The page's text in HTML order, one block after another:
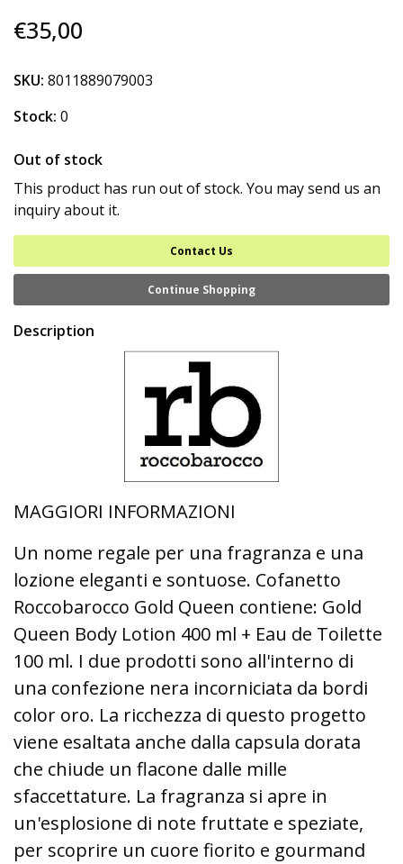
€35,00
SKU: 8011889079003
Stock: 0
Out of stock
This product has run out of stock. You may send us an
inquiry about it.
Contact Us
Continue Shopping
Description
MAGGIORI INFORMAZIONI
Un nome regale per una fragranza e una
lozione eleganti e sontuose. Cofanetto
Roccobarocco Gold Queen contiene: Gold
Queen Body Lotion 400 ml + Eau de Toilette
100 ml. I due prodotti sono all'interno di
una confezione nera incorniciata da bordi
color oro. La ricchezza di questo progetto
viene esaltata anche dalla capsula dorata
che chiude un flacone dalle mille
sfaccettature. La fragranza si apre in
un'esplosione di note fruttate e speziate,
per scoprire un cuore fiorito e gourmand